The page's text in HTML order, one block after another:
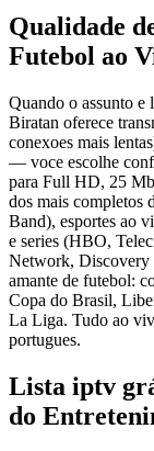
Qualidade
Futebol ao
Quando o assunto
Biratan oferece
conexoes mais
— voce escolhe
para Full HD, 25
dos mais completos
Band), esportes ao
e series (HBO,
Network, Discovery
amante de futebol:
Copa do Brasil,
La Liga. Tudo ao
portugues.
Lista iptv
do